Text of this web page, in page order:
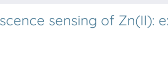
sensing of Zn(II):